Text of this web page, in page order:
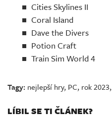
Cities Skylines II
Coral Island
Dave the Divers
Potion Craft
Train Sim World 4
Tagy: nejlepší hry, PC, rok 2023,
LÍBIL SE TI ČLÁNEK?